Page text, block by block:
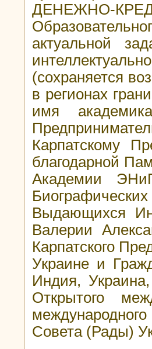
ДЕНЕЖНО-
актуальной
(сохраняется
в регионах
имя
Карпатскому
благодарной
Академии
Выдающихся
Валерии
Карпатского
Украине и
Индия,
Открытого
Совета (Рады)